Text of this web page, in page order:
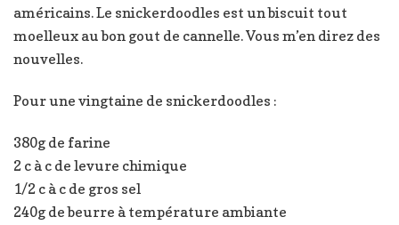
américains. Le snickerdoodles est un biscuit tout
moelleux au bon gout de cannelle. Vous m’en direz des
nouvelles.
Pour une vingtaine de snickerdoodles :
380g de farine
2 c à c de levure chimique
1/2 c à c de gros sel
240g de beurre à température ambiante